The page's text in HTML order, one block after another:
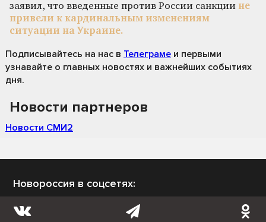
заявил, что введенные против России санкции не
привели к кардинальным изменениям
ситуации на Украине.
Подписывайтесь на нас в Телеграме и первыми
узнавайте о главных новостях и важнейших событиях
дня.
Новости партнеров
Новости СМИ2
Новороссия в соцсетях: